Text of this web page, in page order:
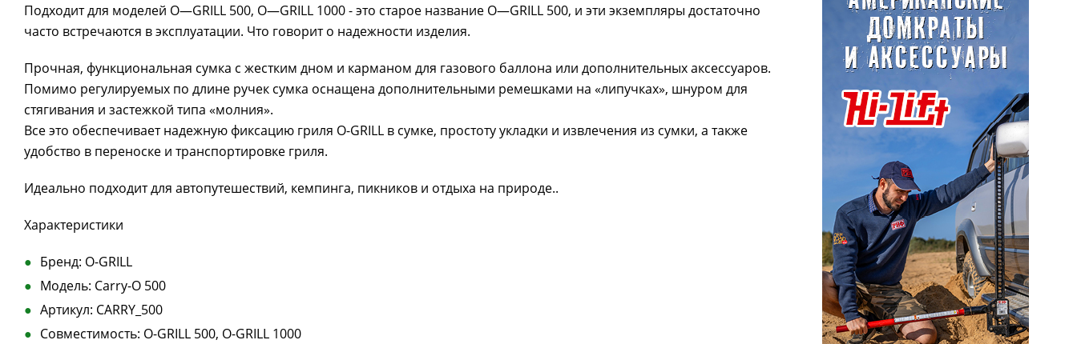
Подходит для моделей O—GRILL 500, O—GRILL 1000 - это старое название O—GRILL 500, и эти экземпляры достаточно
часто встречаются в эксплуатации. Что говорит о надежности изделия.
Прочная, функциональная сумка с жестким дном и карманом для газового баллона или дополнительных аксессуаров.
Помимо регулируемых по длине ручек сумка оснащена дополнительными ремешками на «липучках», шнуром для
стягивания и застежкой типа «молния».
Все это обеспечивает надежную фиксацию гриля O-GRILL в сумке, простоту укладки и извлечения из сумки, а также
удобство в переноске и транспортировке гриля.
Идеально подходит для автопутешествий, кемпинга, пикников и отдыха на природе..
Характеристики
Бренд: O-GRILL
Модель: Carry-O 500
Артикул: CARRY_500
Совместимость: O-GRILL 500, O-GRILL 1000